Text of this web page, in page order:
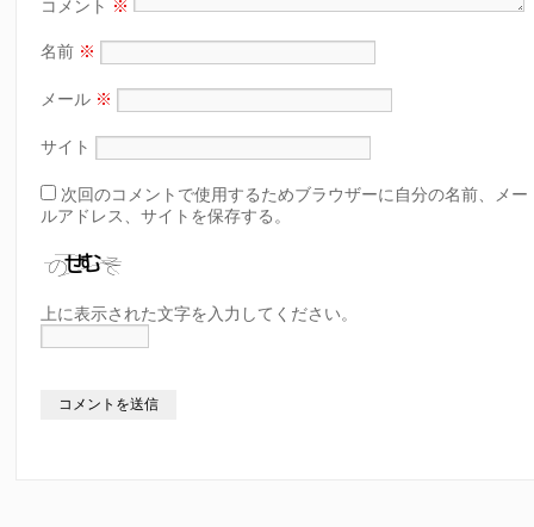
コメント ※
名前 ※
メール ※
サイト
次回のコメントで使用するためブラウザーに自分の名前、メー
ルアドレス、サイトを保存する。
上に表示された文字を入力してください。